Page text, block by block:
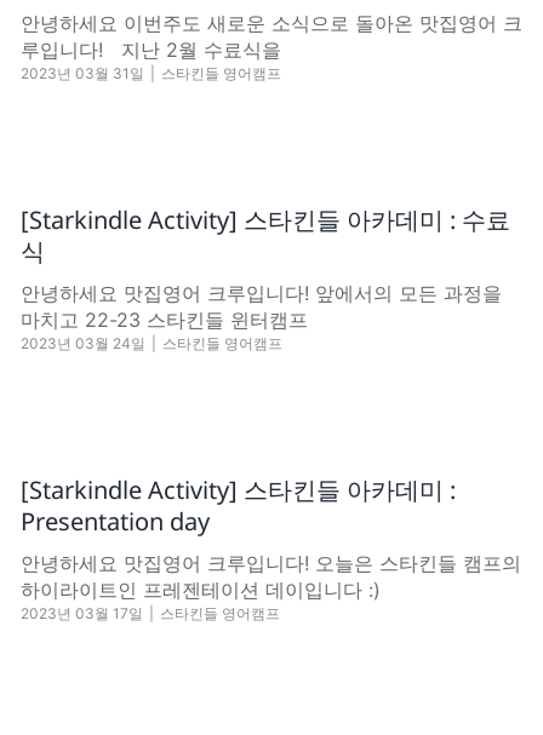
안녕하세요 이번주도 새로운 소식으로 돌아온 맛집영어 크
루입니다! 지난 2월 수료식을
2023년 03월 31일 스타킨들 영어캠프
[Starkindle Activity] 스타킨들 아카데미 : 수료
식
안녕하세요 맛집영어 크루입니다! 앞에서의 모든 과정을
마치고 22-23 스타킨들 윈터캠프
2023년 03월 24일 스타킨들 영어캠프
[Starkindle Activity] 스타킨들 아카데미 :
Presentation day
안녕하세요 맛집영어 크루입니다! 오늘은 스타킨들 캠프의
하이라이트인 프레젠테이션 데이입니다 :)
2023년 03월 17일 스타킨들 영어캠프